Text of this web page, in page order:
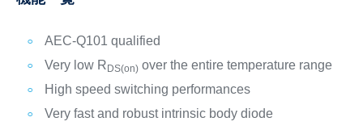
AEC-Q101 qualified
Very low R DS(on)over the entire temperature range
High speed switching performances
Very fast and robust intrinsic body diode